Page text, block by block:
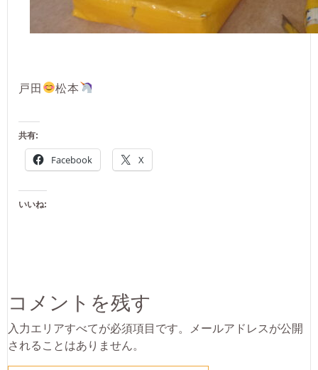
戸田 松本
共有:
Facebook X
いいね:
コメントを残す
入力エリアすべてが必須項目です。メールアドレスが公開
されることはありません。